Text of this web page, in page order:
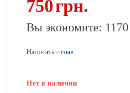
750грн.
Вы экономите: 1170
Написать отзыв
Нет в наличии